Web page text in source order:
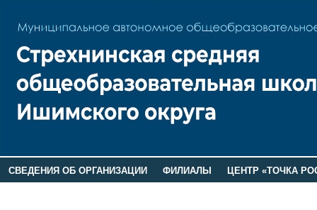
СВЕДЕНИЯ ОБ ОРГАНИЗАЦИИ ФИЛИАЛЫ
ЦЕНТР «ТОЧКА